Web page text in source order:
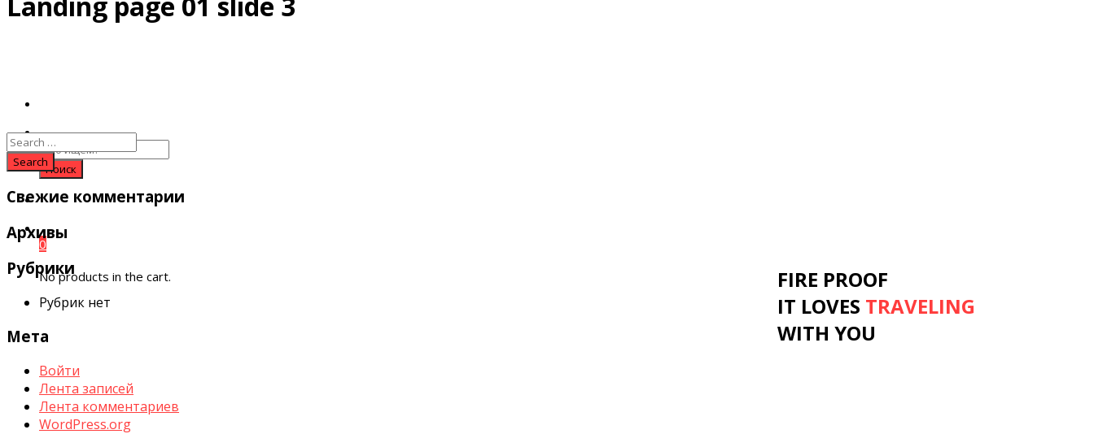
Search
for:
0
No products in the cart.
FIRE PROOF
IT LOVES TRAVELING
WITH YOU
Свежие комментарии
Архивы
Рубрики
Рубрик нет
Мета
Войти
Лента записей
Лента комментариев
WordPress.org